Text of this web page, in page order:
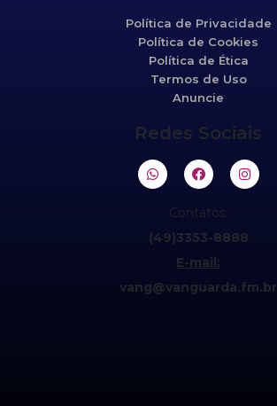
Política de Privacidade
Política de Cookies
Política de Ética
Termos de Uso
Anuncie
Redes Sociais
Contatos:
(49)3353-8888
E-mail:
vang@vanguarda.fm.br